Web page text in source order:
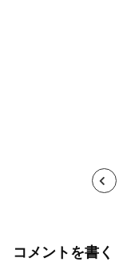
<
コメントを書く